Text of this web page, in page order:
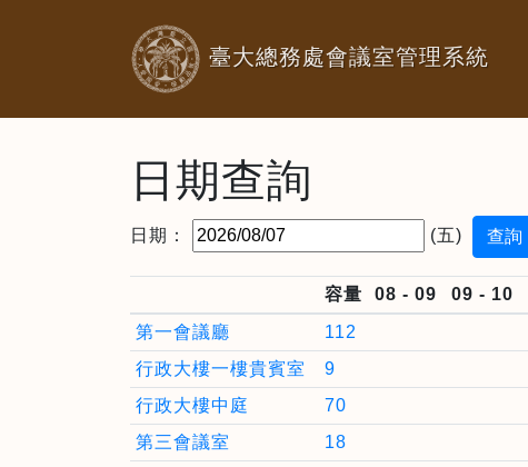
臺大總務處會議室管理系統
日期查詢
日期： (五)
容量 08 - 09 09 - 10
第一會議廳
112
行政大樓一樓貴賓室
9
行政大樓中庭
70
第三會議室
18